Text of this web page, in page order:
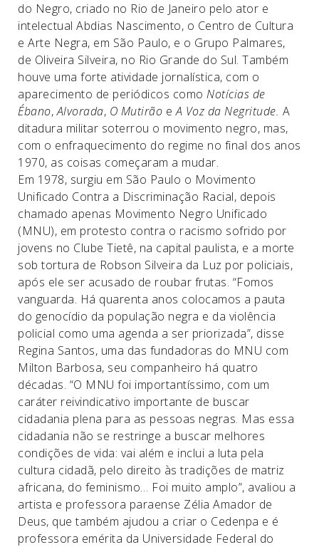
do Negro, criado no Rio de Janeiro pelo ator e
intelectual Abdias Nascimento, o Centro de Cultura
e Arte Negra, em São Paulo, e o Grupo Palmares,
de Oliveira Silveira, no Rio Grande do Sul. Também
houve uma forte atividade jornalística, com o
aparecimento de periódicos como Notícias de
Ébano,Alvorada, O Mutirão eA Voz da Negritude. A
ditadura militar soterrou o movimento negro, mas,
com o enfraquecimento do regime no final dos anos
1970, as coisas começaram a mudar.
Em 1978, surgiu em São Paulo o Movimento
Unificado Contra a Discriminação Racial, depois
chamado apenas Movimento Negro Unificado
(MNU), em protesto contra o racismo sofrido por
jovens no Clube Tietê, na capital paulista, e a morte
sob tortura de Robson Silveira da Luz por policiais,
após ele ser acusado de roubar frutas. “Fomos
vanguarda. Há quarenta anos colocamos a pauta
do genocídio da população negra e da violência
policial como uma agenda a ser priorizada”, disse
Regina Santos, uma das fundadoras do MNU com
Milton Barbosa, seu companheiro há quatro
décadas. “O MNU foi importantíssimo, com um
caráter reivindicativo importante de buscar
cidadania plena para as pessoas negras. Mas essa
cidadania não se restringe a buscar melhores
condições de vida: vai além e inclui a luta pela
cultura cidadã, pelo direito às tradições de matriz
africana, do feminismo… Foi muito amplo”, avaliou a
artista e professora paraense Zélia Amador de
Deus, que também ajudou a criar o Cedenpa e é
professora emérita da Universidade Federal do